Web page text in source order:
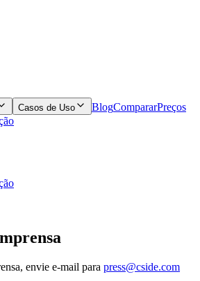
Casos de Uso BlogCompararPreços
envie e-mail para press@cside.com